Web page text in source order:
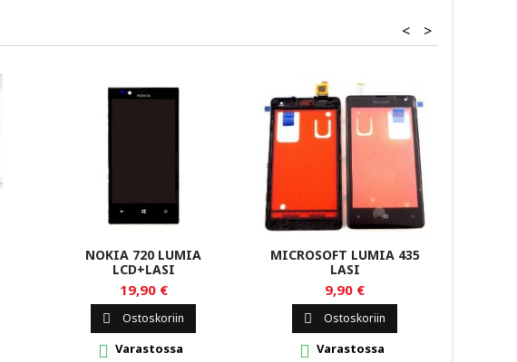
>
<
NOKIA 720 LUMIA
LCD+LASI
19,90 €
 Ostoskoriin
 Varastossa
MICROSOFT LUMIA 435
LASI
9,90 €
 Ostoskoriin
 Varastossa